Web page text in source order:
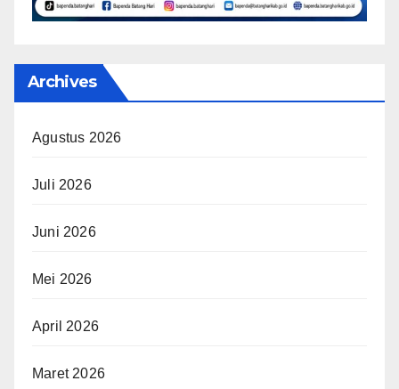
Archives
Agustus 2026
Juli 2026
Juni 2026
Mei 2026
April 2026
Maret 2026